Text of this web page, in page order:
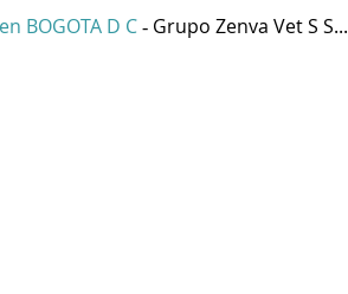
BOGOTA D C - Grupo Zenva Vet S S...